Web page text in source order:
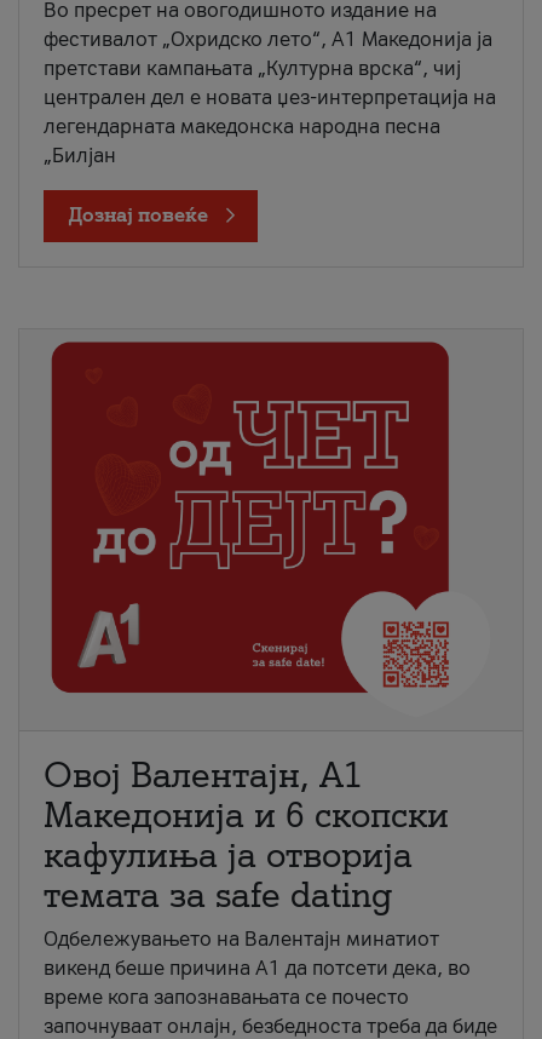
Во пресрет на овогодишното издание на
фестивалот „Охридско лето“, А1 Македонија ја
претстави кампањата „Културна врска“, чиј
централен дел е новата џез-интерпретација на
легендарната македонска народна песна
„Билјан
Дознај повеќе
Овој Валентајн, A1
Македонија и 6 скопски
кафулиња ја отворија
темата за safe dating
Одбележувањето на Валентајн минатиот
викенд беше причина А1 да потсети дека, во
време кога запознавањата се почесто
започнуваат онлајн, безбедноста треба да биде